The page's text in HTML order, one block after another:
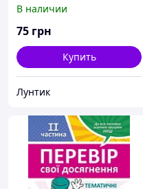
В наличии
75 грн
Купить
Лунтик